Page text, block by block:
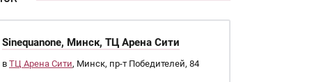
Sinequanone, Минск, ТЦ Арена Сити
в ТЦ Арена Сити, Минск, пр-т Победителей, 84